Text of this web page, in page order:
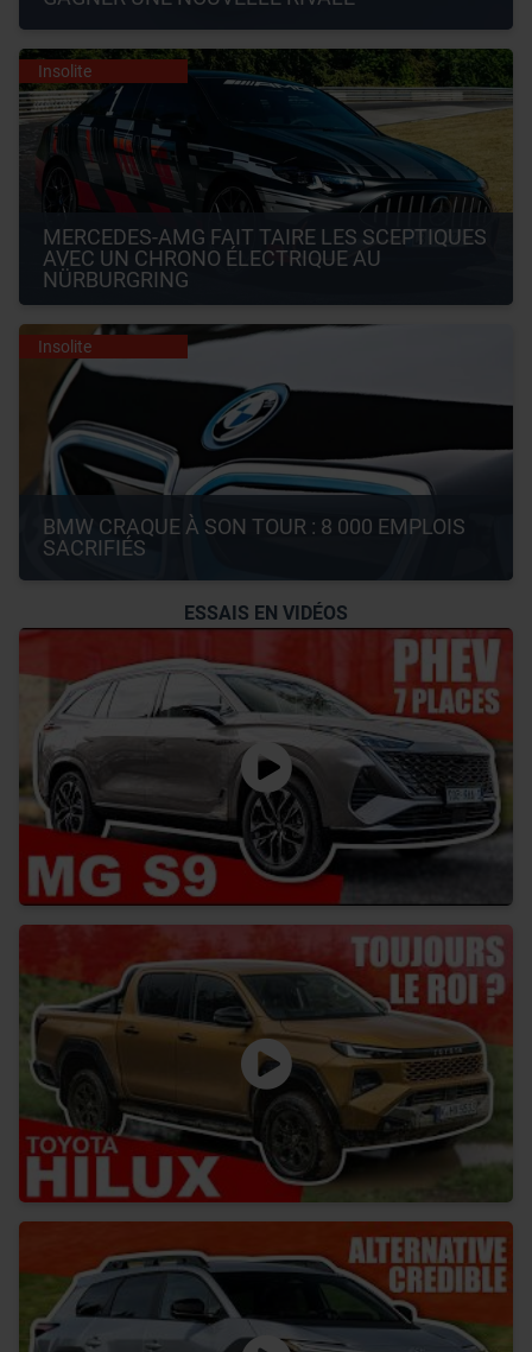
Insolite
MERCEDES-AMG FAIT TAIRE LES SCEPTIQUES
AVEC UN CHRONO ÉLECTRIQUE AU
NÜRBURGRING
Insolite
BMW CRAQUE À SON TOUR : 8 000 EMPLOIS
SACRIFIÉS
ESSAIS EN VIDÉOS